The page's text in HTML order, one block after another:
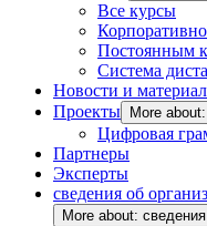
Все курсы
Постоянным
Система
Новости и
Проекты
More
Цифровая
Партнеры
Эксперты
сведения об
More about: